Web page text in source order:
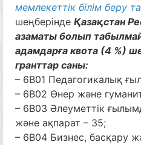
мемлекеттік білім беру
шеңберінде Қазақстан
азаматы болып
адамдарға квота (4 %)
гранттар саны:
– 6B01 Педагогикалық
– 6B02 Өнер және
– 6B03 Әлеуметтік
және ақпарат – 35;
– 6B04 Бизнес, басқару